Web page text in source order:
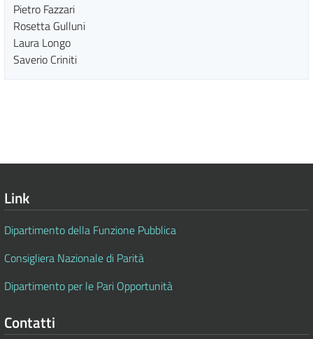
Pietro Fazzari
Rosetta Gulluni
Laura Longo
Saverio Criniti
Link
Dipartimento della Funzione Pubblica
Consigliera Nazionale di Parità
Dipartimento per le Pari Opportunità
Contatti